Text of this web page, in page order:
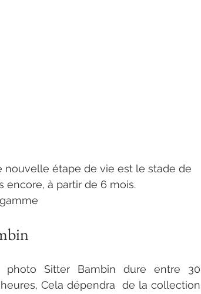
étape de vie est le stade de
encore, à partir de 6 mois.
photo Sitter Bambin dure entre 30
Cela dépendra  de la collection